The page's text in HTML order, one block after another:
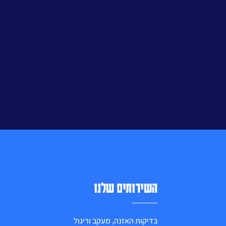
השירותים שלנו
בדיקות האזנה, מעקב וריגול